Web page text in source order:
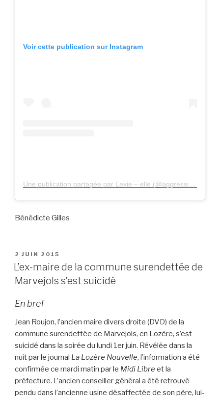
Voir cette publication sur Instagram
Une publication partagée par Lexie – elle (@aggressively_trans)
Bénédicte Gilles
PUBLIÉ
LE
2 JUIN 2015
L’ex-maire de la commune surendettée de
Marvejols s’est suicidé
En bref
Jean Roujon, l’ancien maire divers droite (DVD) de la
commune surendettée de Marvejols, en Lozère, s’est
suicidé dans la soirée du lundi 1er juin. Révélée dans la
nuit par le journal La Lozère Nouvelle, l’information a été
confirmée ce mardi matin par le Midi Libre et la
préfecture. L’ancien conseiller général a été retrouvé
pendu dans l’ancienne usine désaffectée de son père, lui-